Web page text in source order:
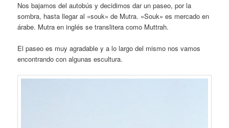
Nos bajamos del autobús y decidimos dar un paseo, por la
sombra, hasta llegar al «souk» de Mutra. «Souk» es mercado en
árabe. Mutra en inglés se translitera como Muttrah.
El paseo es muy agradable y a lo largo del mismo nos vamos
encontrando con algunas escultura.